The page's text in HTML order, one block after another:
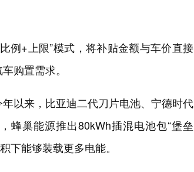
例+上限”模式，将补贴金额与车价直接
购置需求。
以来，比亚迪二代刀片电池、宁德时代
蜂巢能源推出80kWh插混电池包“堡垒
下能够装载更多电能。